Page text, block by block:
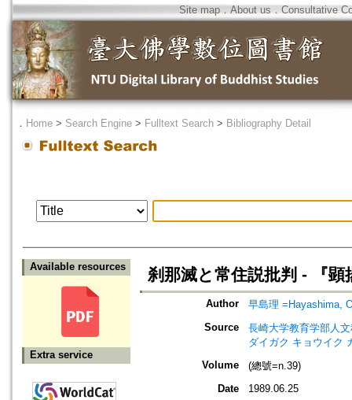
Site map．About us ． Consultative
． Home > Search Engine > Fulltext Search > Bibliography Detail
Available resources
Extra service
刹那滅と常住説批判 - 『
Author
早島理 =Hayashima,
Source
長崎大学教育学部人
ダイガク キョウイク
Volume
(總號=n.39)
Date
1989.06.25